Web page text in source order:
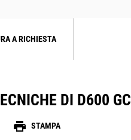
A RICHIESTA
DI D600 GC
print STAMPA